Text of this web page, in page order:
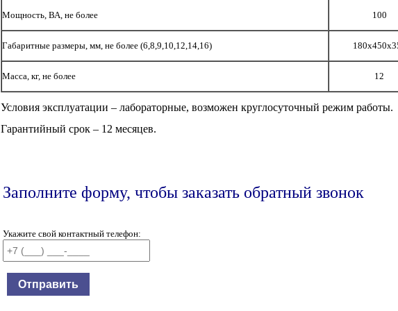
Мощность, ВА, не более 100
Габаритные размеры, мм, не более (6,8,9,10,12,14,16)
Масса, кг, не более 12
Условия эксплуатации – лабораторные, возможен круглосуточный режим работы.
Гарантийный срок – 12 месяцев.
Заполните форму, чтобы заказать обратный звонок
Укажите свой контактный телефон: